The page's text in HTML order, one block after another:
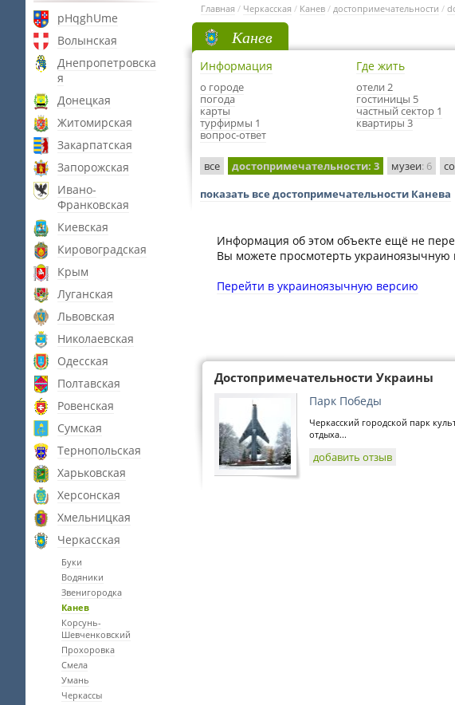
pHqghUme
Волынская
Днепропетровска
я
Донецкая
Житомирская
Закарпатская
Запорожская
Ивано-
Франковская
Киевская
Кировоградская
Крым
Луганская
Львовская
Николаевская
Одесская
Полтавская
Ровенская
Сумская
Тернопольская
Харьковская
Херсонская
Хмельницкая
Черкасская
Буки
Водяники
Звенигородка
Канев
Корсунь-
Шевченковский
Прохоровка
Смела
Умань
Черкассы
Главная / Черкасская / Канев / достопримечательности /
Канев
Информация
о городе
погода
карты
турфирмы 1
вопрос-ответ
Где жить
отели 2
гостиницы 5
частный сектор 1
квартиры 3
все достопримечательности: 3 музеи: 6
показать все достопримечательности Канева
Информация об этом объекте ещё не
Вы можете просмотерть украиноязычную
Перейти в украиноязычную версию
Достопримечательности Украины
Парк Победы
Черкасский городской парк
отдыха...
добавить отзыв